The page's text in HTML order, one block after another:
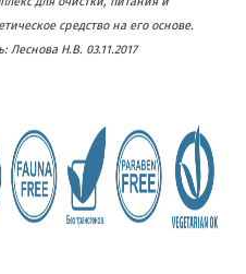
средство на его основе.
Леснова Н.В. 03.11.2017